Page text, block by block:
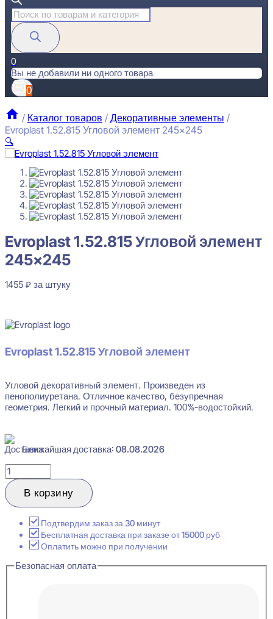
Поиск
товаров
0
Вы не добавили ни одного товара
0
/ Каталог товаров / Декоративные элементы /
Evroplast 1.52.815 Угловой элемент 245×245
🔍
Evroplast 1.52.815 Угловой элемент 245x245
1455 ₽ за штуку
Перейти в избранное Закрыть
Evroplast 1.52.815 Угловой элемент
245×245
1455 ₽ за штуку
Evroplast 1.52.815 Угловой элемент
Угловой декоративный элемент. Произведен из
пенополиуретана. Отличное качество, безупречная
геометрия. Легкий и прочный материал. 100%-водостойкий.
Ближайшая доставка: 08.08.2026
Количество
товара
Evroplast
1.52.815
элемент
245x245
В корзину
Подтвердим заказ за 30 минут
Бесплатная доставка при заказе от 15000 руб
Оплатить можно при получении
Безопасная оплата